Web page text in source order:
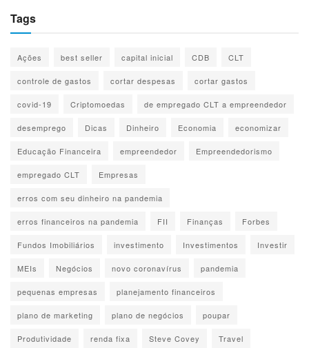
Tags
Ações best seller capital inicial CDB CLT
controle de gastos cortar despesas cortar gastos
covid-19 Criptomoedas de empregado CLT a empreendedor
desemprego Dicas Dinheiro Economia economizar
Educação Financeira empreendedor Empreendedorismo
empregado CLT Empresas
erros com seu dinheiro na pandemia
erros financeiros na pandemia FII Finanças Forbes
Fundos Imobiliários investimento Investimentos Investir
MEIs Negócios novo coronavírus pandemia
pequenas empresas planejamento financeiros
plano de marketing plano de negócios poupar
Produtividade renda fixa Steve Covey Travel